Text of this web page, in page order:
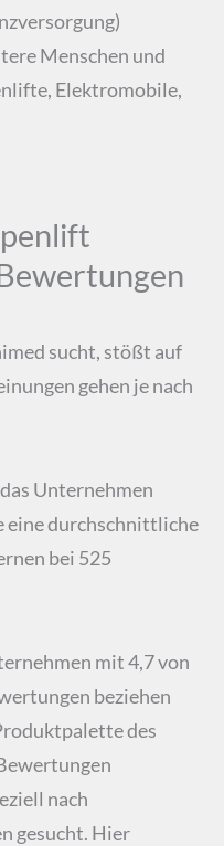
Menschen und
Elektromobile,
sucht, stößt auf
gehen je nach
Unternehmen
eine durchschnittliche
bei 525
mit 4,7 von
beziehen
des
nach
gesucht. Hier